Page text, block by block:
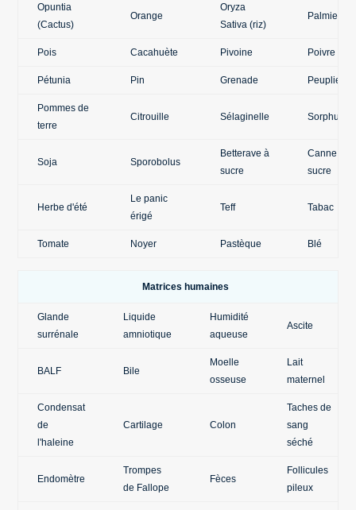
Opuntia
(Cactus)
Orange
Oryza
Sativa (riz)
Palmier
Pois Cacahuète Pivoine Poivre
Pétunia Pin Grenade Peuplier
Pommes de
terre
Citrouille Sélaginelle Sorphum
Soja Sporobolus
Betterave à
sucre
Canne à
sucre
Herbe d'été
Le panic
érigé
Teff Tabac
Tomate Noyer Pastèque Blé
Matrices humaines
Glande
surrénale
Liquide
amniotique
Humidité
aqueuse
Ascite
BALF Bile
Moelle
osseuse
Lait
maternel
Condensat
de
l'haleine
Cartilage Colon
Taches de
sang
séché
Endomètre
Trompes
de Fallope
Fèces
Follicules
pileux